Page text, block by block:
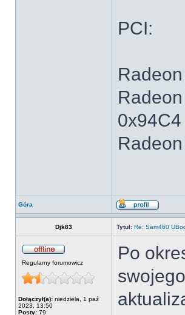
PCI:
0x94C4
Góra
Djk83 Tytuł: Re: Sam460
Regularny forumowicz
Dołączył(a): niedziela, 1 paź
2023, 13:50
Posty: 79
Po